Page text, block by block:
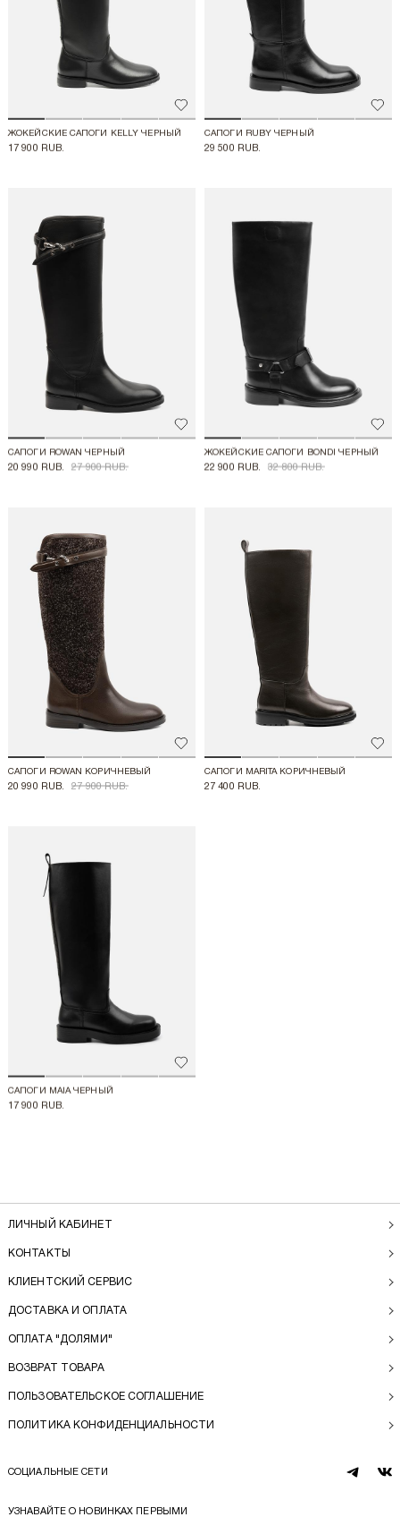
Добавить в избранное
ЖОКЕЙСКИЕ САПОГИ KELLY ЧЕРНЫЙ
17 900 RUB.
САПОГИ RUBY ЧЕРНЫЙ
29 500 RUB.
Добавить в избранное
САПОГИ ROWAN ЧЕРНЫЙ
20 990 RUB. 27 900 RUB.
ЖОКЕЙСКИЕ САПОГИ BONDI ЧЕРНЫЙ
22 900 RUB. 32 800 RUB.
Добавить в избранное
САПОГИ ROWAN КОРИЧНЕВЫЙ
20 990 RUB. 27 900 RUB.
САПОГИ MARITA КОРИЧНЕВЫЙ
27 400 RUB.
Добавить в избранное
САПОГИ MAIA ЧЕРНЫЙ
17 900 RUB.
ЛИЧНЫЙ КАБИНЕТ
КОНТАКТЫ
КЛИЕНТСКИЙ СЕРВИС
ДОСТАВКА И ОПЛАТА
ОПЛАТА "ДОЛЯМИ"
ВОЗВРАТ ТОВАРА
ПОЛЬЗОВАТЕЛЬСКОЕ СОГЛАШЕНИЕ
ПОЛИТИКА КОНФИДЕНЦИАЛЬНОСТИ
СОЦИАЛЬНЫЕ СЕТИ
telegram
vk
УЗНАВАЙТЕ О НОВИНКАХ ПЕРВЫМИ